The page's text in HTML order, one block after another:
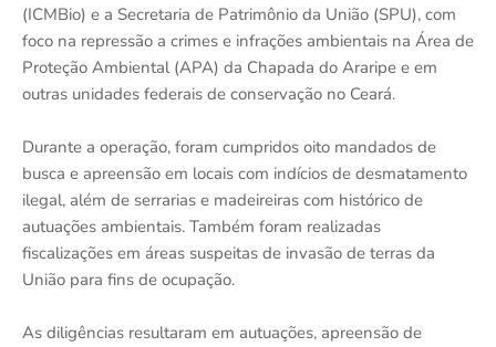
(ICMBio) e a Secretaria de Patrimônio da União (SPU), com
foco na repressão a crimes e infrações ambientais na Área de
Proteção Ambiental (APA) da Chapada do Araripe e em
outras unidades federais de conservação no Ceará.
Durante a operação, foram cumpridos oito mandados de
busca e apreensão em locais com indícios de desmatamento
ilegal, além de serrarias e madeireiras com histórico de
autuações ambientais. Também foram realizadas
fiscalizações em áreas suspeitas de invasão de terras da
União para fins de ocupação.
As diligências resultaram em autuações, apreensão de